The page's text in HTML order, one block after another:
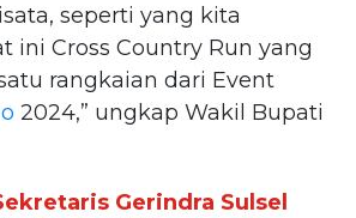
seperti yang kita
ini Cross Country Run yang
rangkaian dari Event
2024,” ungkap Wakil Bupati
Gerindra Sulsel